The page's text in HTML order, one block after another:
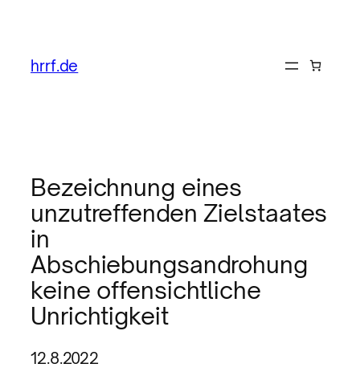
hrrf.de
Bezeichnung eines
unzutreffenden Zielstaates
in
Abschiebungsandrohung
keine offensichtliche
Unrichtigkeit
12.8.2022